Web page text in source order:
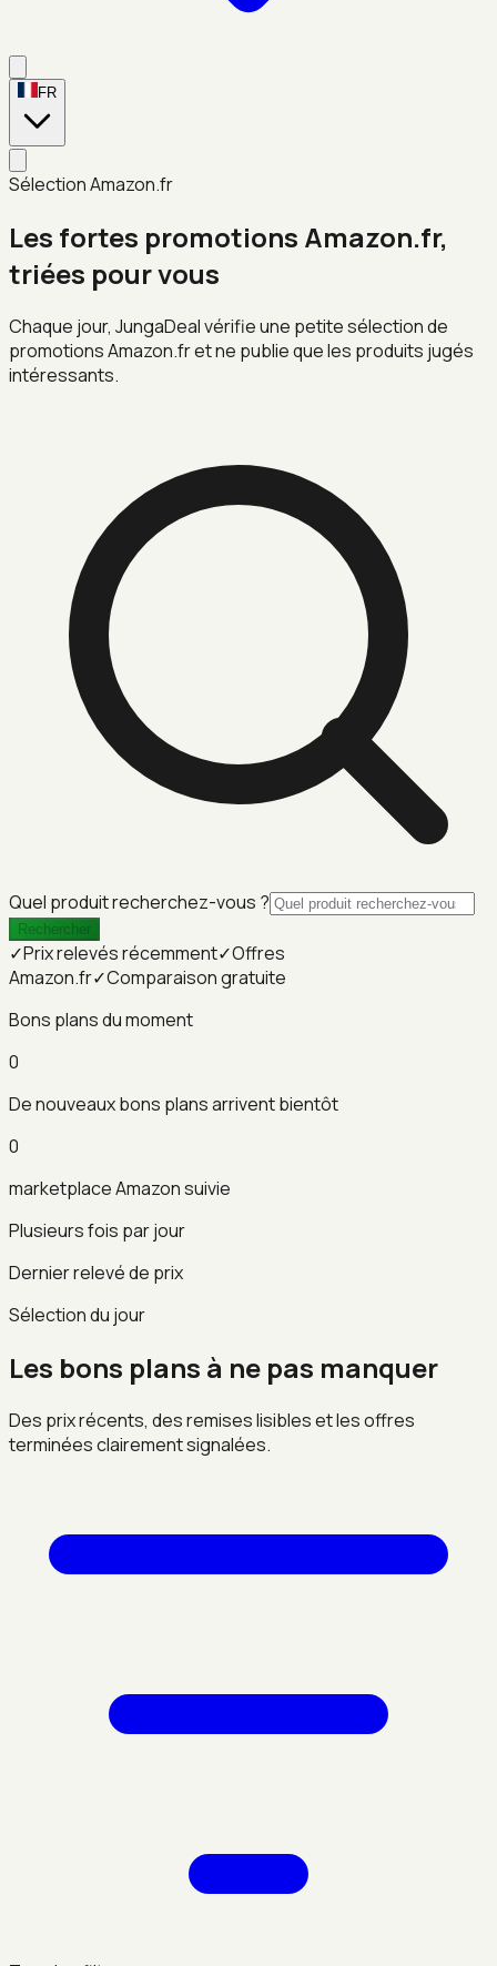
FR
Sélection Amazon.fr
Les fortes promotions Amazon.fr,
triées pour vous
Chaque jour, JungaDeal vérifie une petite sélection de
promotions Amazon.fr et ne publie que les produits jugés
intéressants.
Quel produit recherchez-vous ?
Rechercher
✓Prix relevés récemment✓Offres
Amazon.fr✓Comparaison gratuite
Bons plans du moment
0
De nouveaux bons plans arrivent bientôt
0
marketplace Amazon suivie
Plusieurs fois par jour
Dernier relevé de prix
Sélection du jour
Les bons plans à ne pas manquer
Des prix récents, des remises lisibles et les offres
terminées clairement signalées.